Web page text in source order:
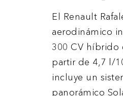
El Renault
aerodinámico
300 CV híbrido
partir de 4,7 l/
incluye un
panorámico